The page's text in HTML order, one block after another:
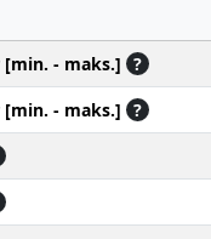
[min. - maks.] ?
[min. - maks.] ?